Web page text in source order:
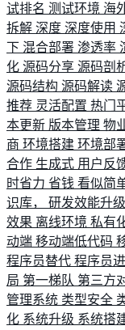
试排名 测试环境 海
拆解 深度 深度使用
下 混合部署 渗透率
化 源码分享 源码剖
源码结构 源码解读
推荐 灵活配置 热门
本更新 版本管理 物
商 环境搭建 环境部
合作 生成式 用户反
时省力 省钱 看似简
识库， 研发效能升级
效果 离线环境 私有
动端 移动端低代码
程序员替代 程序员
局 第一梯队 第三方
管理系统 类型安全
化 系统升级 系统搭